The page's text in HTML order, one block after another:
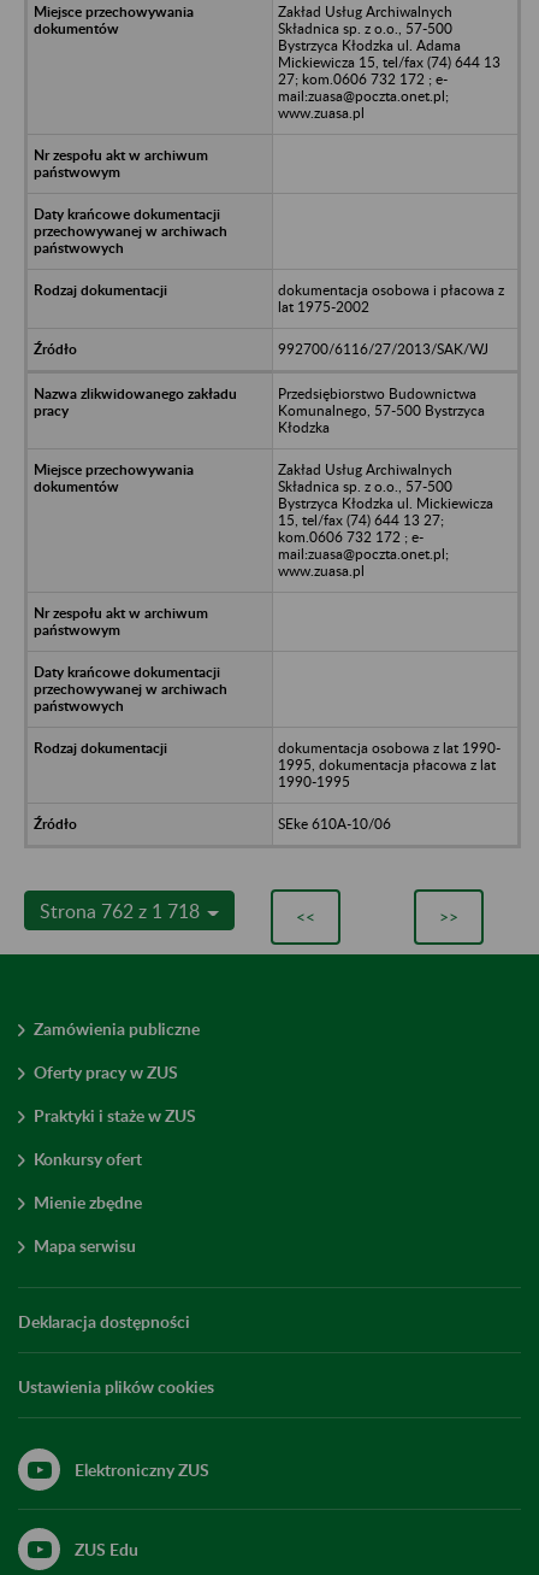
Zakład Usług Archiwalnych
Składnica sp. z o.o., 57-500
Bystrzyca Kłodzka ul. Adama
Mickiewicza 15, tel/fax (74) 644 13
27; kom.0606 732 172 ; e-
mail:zuasa@poczta.onet.pl;
www.zuasa.pl
dokumentacja osobowa i płacowa z
lat 1975-2002
992700/6116/27/2013/SAK/WJ
Przedsiębiorstwo Budownictwa
Komunalnego, 57-500 Bystrzyca
Kłodzka
Zakład Usług Archiwalnych
Składnica sp. z o.o., 57-500
Bystrzyca Kłodzka ul. Mickiewicza
15, tel/fax (74) 644 13 27;
kom.0606 732 172 ; e-
mail:zuasa@poczta.onet.pl;
www.zuasa.pl
dokumentacja osobowa z lat 1990-
1995, dokumentacja płacowa z lat
1990-1995
SEke 610A-10/06
Strona 762 z 1 718 << >>
Zamówienia publiczne
Oferty pracy w ZUS
Praktyki i staże w ZUS
Konkursy ofert
Mienie zbędne
Mapa serwisu
Deklaracja dostępności
Ustawienia plików cookies
Elektroniczny ZUS
ZUS Edu